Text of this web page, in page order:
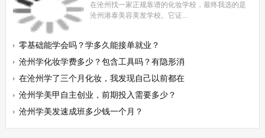
在沧州找一家正规靠谱的化妆学校，最终我选的是
沧州港泰美容美发学校。它证...
零基础能学会吗？学多久能接单就业？
沧州学化妆学费多少？包含工具吗？有隐形消
在沧州学了三个月化妆，我发现自己以前都在
沧州学美甲自主创业，前期投入需要多少？
沧州学美发速成班多少钱一个月？